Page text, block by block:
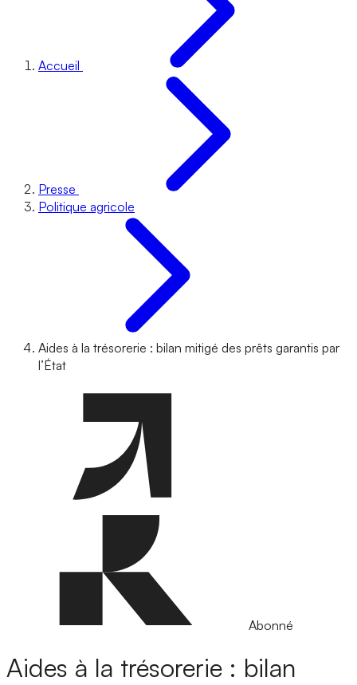
Accueil
Presse
Politique agricole
Aides à la trésorerie : bilan mitigé des prêts garantis par
l’État
Abonné
Aides à la trésorerie : bilan